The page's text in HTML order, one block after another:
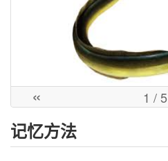
« 1 / 5
记忆方法